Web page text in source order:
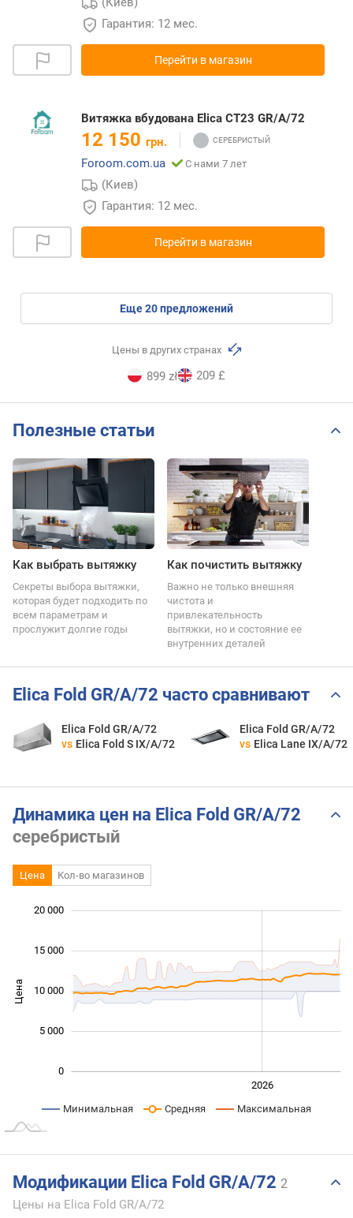
Гарантия: 12 мес.
Перейти в магазин
Витяжка вбудована Elica CT23 GR/A/72
12 150 грн.
Foroom.com.ua
С нами 7 лет
(Киев)
Гарантия: 12 мес.
Перейти в магазин
eще20предложений
Цены в других странах
899 zł 209 £
Полезные статьи
Как выбрать вытяжку
Секреты выбора вытяжки,
которая будет подходить по
всем параметрам и
прослужит долгие годы
Как почистить вытяжку
Важно не только внешняя
чистота и
привлекательность
вытяжки, но и состояние ее
внутренних деталей
Elica Fold GR/A/72 часто сравнивают
Elica Fold GR/A/72
vs Elica Fold S IX/A/72
Elica Fold GR/A/72
vs Elica Lane IX/A/72
Динамика цен на Elica Fold GR/A/72
серебристый
Цена Кол-во магазинов
Цена 10 000
0
5 000
10 000
15 000
20 000
2026
Минимальная Средняя Максимальная
Модификации Elica Fold GR/A/72 2
Цены на Elica Fold GR/A/72